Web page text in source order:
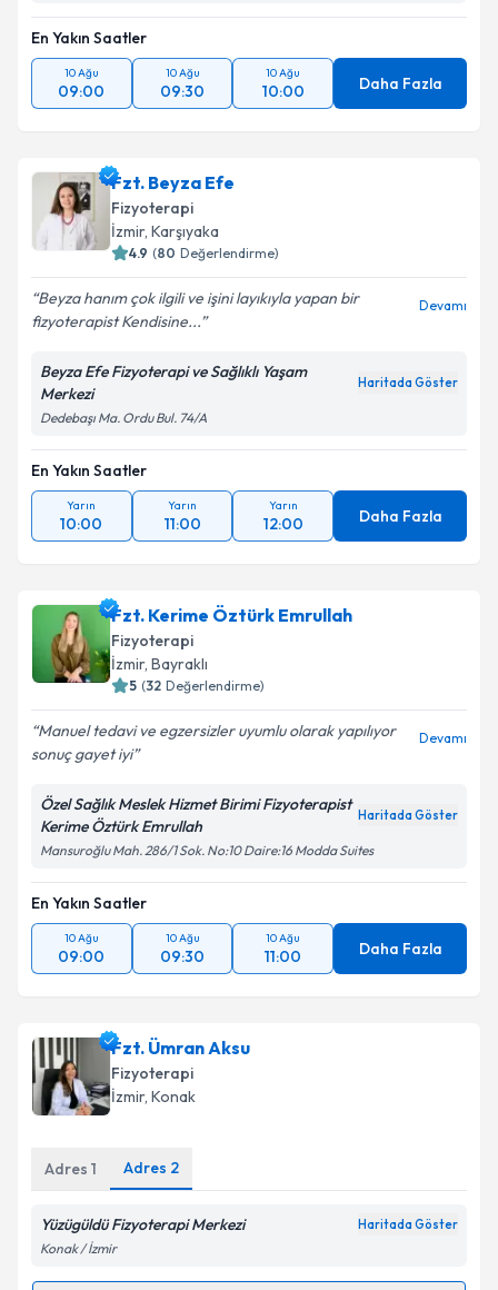
En Yakın Saatler
10 Ağu
09:00
10 Ağu
09:30
10 Ağu
10:00 Daha Fazla
Fzt. Beyza Efe
Fizyoterapi
İzmir, Karşıyaka
4.9 (80 Değerlendirme)
Beyza hanım çok ilgili ve işini layıkıyla yapan bir
fizyoterapist Kendisine...
Devamı
Beyza Efe Fizyoterapi ve Sağlıklı Yaşam
Merkezi
Haritada Göster
Dedebaşı Ma. Ordu Bul. 74/A
En Yakın Saatler
Yarın
10:00
Yarın
11:00
Yarın
12:00 Daha Fazla
Fzt. Kerime Öztürk Emrullah
Fizyoterapi
İzmir, Bayraklı
5 (32 Değerlendirme)
Manuel tedavi ve egzersizler uyumlu olarak yapılıyor
sonuç gayet iyi
Devamı
Özel Sağlık Meslek Hizmet Birimi Fizyoterapist
Kerime Öztürk Emrullah
Haritada Göster
Mansuroğlu Mah. 286/1 Sok. No:10 Daire:16 Modda Suites
En Yakın Saatler
10 Ağu
09:00
10 Ağu
09:30
10 Ağu
11:00 Daha Fazla
Fzt. Ümran Aksu
Fizyoterapi
İzmir, Konak
Adres 1 Adres 2
Yüzügüldü Fizyoterapi Merkezi Haritada Göster
Konak / İzmir